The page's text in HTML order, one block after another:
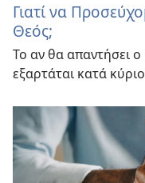
Γιατί να
Θεός;
Το αν θα απαντήσει
εξαρτάται κατά